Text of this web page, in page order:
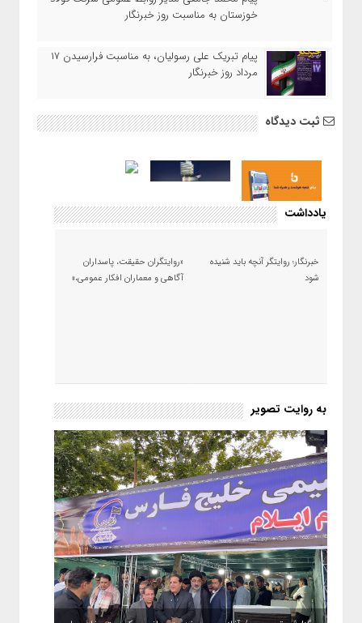
خوزستان به مناسبت روز خبرنگار
پیام تبریک علی رسولیان، به مناسبت فرارسیدن ۱۷
مرداد روز خبرنگار
ثبت دیدگاه
یادداشت
خبرنگار؛ روایتگر آنچه باید شنیده
شود
«روایتگران حقیقت، پاسداران
آگاهی و معماران افکار عمومی،»
به روایت تصویر